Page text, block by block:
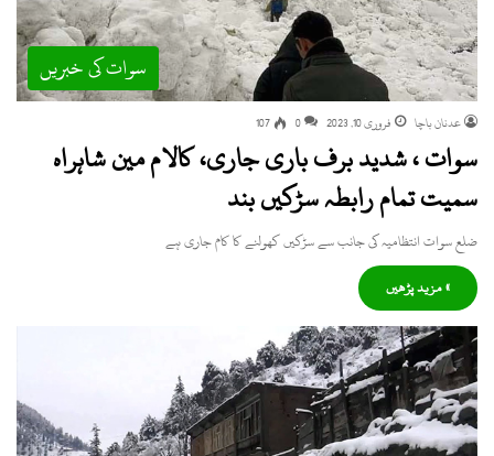
سوات کی خبریں
عدنان باچا فروری 10, 2023 0
107
سوات ، شدید برف باری جاری، کالام مین شاہراہ
سمیت تمام رابطہ سڑکیں بند
ضلع سوات انتظامیہ کی جانب سے سڑکیں کھولنے کا کام جاری ہے
» مزید پڑھیں